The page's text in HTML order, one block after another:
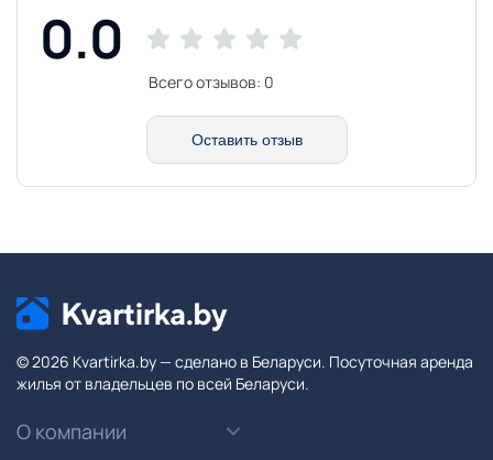
0.0
Всего отзывов: 0
Оставить отзыв
© 2026 Kvartirka.by — сделано в Беларуси. Посуточная аренда
жилья от владельцев по всей Беларуси.
О компании